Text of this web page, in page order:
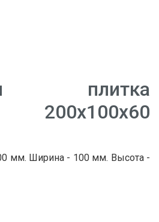
плитка
200х100х60
мм. Ширина - 100 мм. Высота -